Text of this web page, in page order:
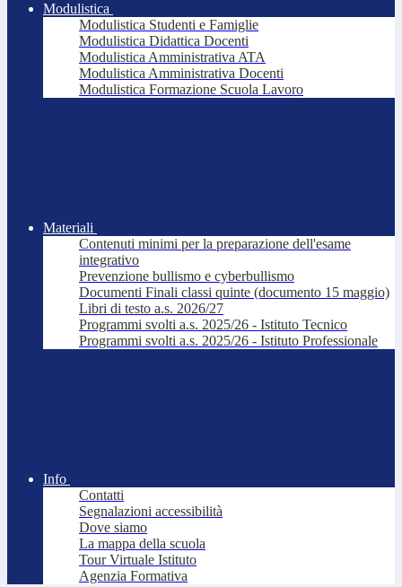
Modulistica
Modulistica Studenti e Famiglie
Modulistica Didattica Docenti
Modulistica Amministrativa ATA
Modulistica Amministrativa Docenti
Modulistica Formazione Scuola Lavoro
Materiali
Contenuti minimi per la preparazione dell'esame
integrativo
Prevenzione bullismo e cyberbullismo
Documenti Finali classi quinte (documento 15 maggio)
Libri di testo a.s. 2026/27
Programmi svolti a.s. 2025/26 - Istituto Tecnico
Programmi svolti a.s. 2025/26 - Istituto Professionale
Info
Contatti
Segnalazioni accessibilità
Dove siamo
La mappa della scuola
Tour Virtuale Istituto
Agenzia Formativa